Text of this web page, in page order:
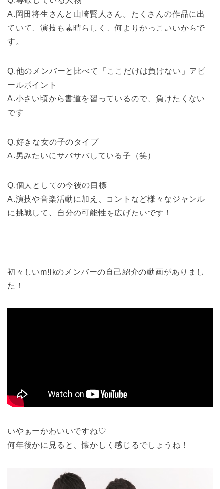
A.岡田将生さんと山崎賢人さん。たくさんの作品に出
ていて、演技も素晴らしく、何よりかっこいいからで
す。
Q.他のメンバーと比べて「ここだけは負けない」アピ
ールポイント
A.小さい頃から書道を習っているので、負けたくない
です！
Q.好きな女の子のタイプ
A.男みたいにサバサバしている子（笑）
Q.個人としての今後の目標
A.演技や音楽活動に加え、コントなど様々なジャンル
に挑戦して、自分の可能性を広げたいです！
初々しいm!lkのメンバーの自己紹介の動画がありまし
た！
いやぁーかわいいですね♡
何年後かに見ると、懐かしく感じるでしょうね！